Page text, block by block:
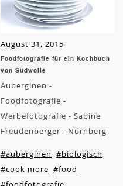
August 31, 2015
Foodfotografie für ein Kochbuch
von Südwolle
Auberginen -
Foodfotografie -
Werbefotografie - Sabine
Freudenberger - Nürnberg
#auberginen #biologisch
#cook more #food